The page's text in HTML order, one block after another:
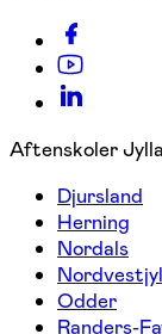
Aftenskoler
Djursland
Herning
Nordals
Odder
Randers-